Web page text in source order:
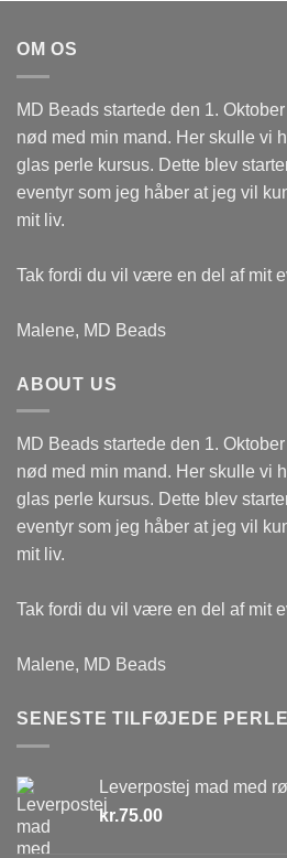
OM OS
MD Beads startede den 1.
nød med min mand. Her skulle vi
glas perle kursus. Dette blev
eventyr som jeg håber at jeg vil
mit liv.
Tak fordi du vil være en del af mit
Malene, MD Beads
ABOUT US
MD Beads startede den 1.
nød med min mand. Her skulle vi
glas perle kursus. Dette blev
eventyr som jeg håber at jeg vil
mit liv.
Tak fordi du vil være en del af mit
Malene, MD Beads
SENESTE TILFØJEDE
Leverpostej mad med
kr.75.00